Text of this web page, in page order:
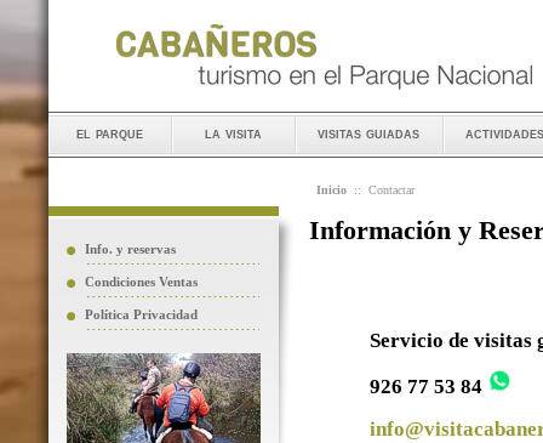
el parque la visita visitas guiadas actividades
Info. y reservas
Condiciones Ventas
Política Privacidad
Inicio :: Contactar
Información y
Servicio de visitas
926 77 53 84